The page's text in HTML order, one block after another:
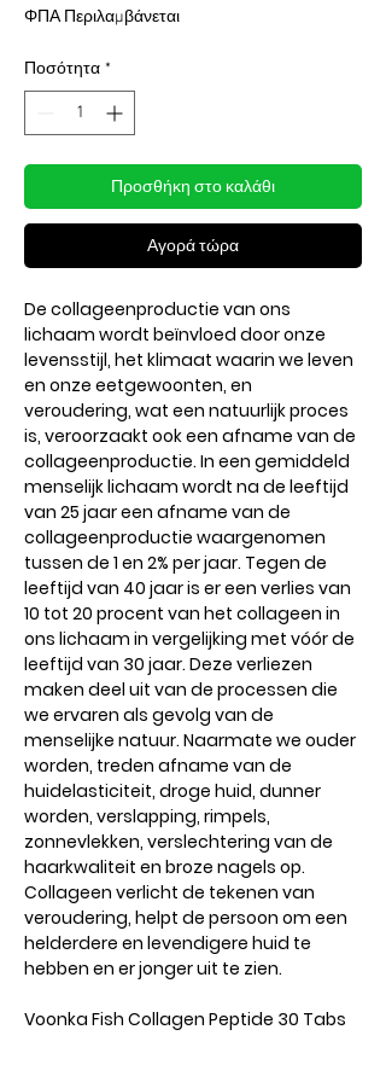
τιμή
Έκπτωσης
ΦΠΑ Περιλαμβάνεται
Ποσότητα *
Προσθήκη στο καλάθι
Αγορά τώρα
De collageenproductie van ons
lichaam wordt beïnvloed door onze
levensstijl, het klimaat waarin we leven
en onze eetgewoonten, en
veroudering, wat een natuurlijk proces
is, veroorzaakt ook een afname van de
collageenproductie. In een gemiddeld
menselijk lichaam wordt na de leeftijd
van 25 jaar een afname van de
collageenproductie waargenomen
tussen de 1 en 2% per jaar. Tegen de
leeftijd van 40 jaar is er een verlies van
10 tot 20 procent van het collageen in
ons lichaam in vergelijking met vóór de
leeftijd van 30 jaar. Deze verliezen
maken deel uit van de processen die
we ervaren als gevolg van de
menselijke natuur. Naarmate we ouder
worden, treden afname van de
huidelasticiteit, droge huid, dunner
worden, verslapping, rimpels,
zonnevlekken, verslechtering van de
haarkwaliteit en broze nagels op.
Collageen verlicht de tekenen van
veroudering, helpt de persoon om een ​​
helderdere en levendigere huid te
hebben en er jonger uit te zien.
Voonka Fish Collagen Peptide 30 Tabs